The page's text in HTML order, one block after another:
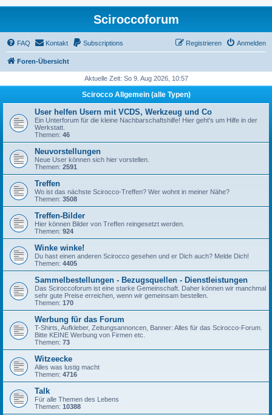
Sciroccoforum
FAQ Kontakt Subscriptions Anmelden
Registrieren
Foren-Übersicht
Aktuelle Zeit: So 9. Aug 2026, 10:57
Scirocco Allgemein (alle Typen)
User helfen Usern mit VCDS, Werkzeug und Co
Ein Unterforum für die kleine Nachbarschaftshilfe! Hier geht's um Hilfe in der
Werkstatt.
Themen: 46
Neuvorstellungen
Neue User können sich hier vorstellen.
Themen: 2591
Treffen
Wo ist das nächste Scirocco-Treffen? Wer wohnt in meiner Nähe?
Themen: 3508
Treffen-Bilder
Hier können Bilder von Treffen reingesetzt werden.
Themen: 924
Winke winke!
Du hast einen anderen Scirocco gesehen und er Dich auch? Melde Dich!
Themen: 4405
Sammelbestellungen - Bezugsquellen - Dienstleistungen
Das Sciroccoforum ist eine starke Gemeinschaft. Daher können wir manchmal
sehr gute Preise erreichen, wenn wir gemeinsam bestellen.
Themen: 170
Werbung für das Forum
T-Shirts, Aufkleber, Zeitungsannoncen, Banner: Alles für das Scirocco-Forum.
Bitte KEINE Werbung von Firmen etc.
Themen: 73
Witzeecke
Alles was lustig macht
Themen: 4716
Talk
Für alle Themen des Lebens
Themen: 10388